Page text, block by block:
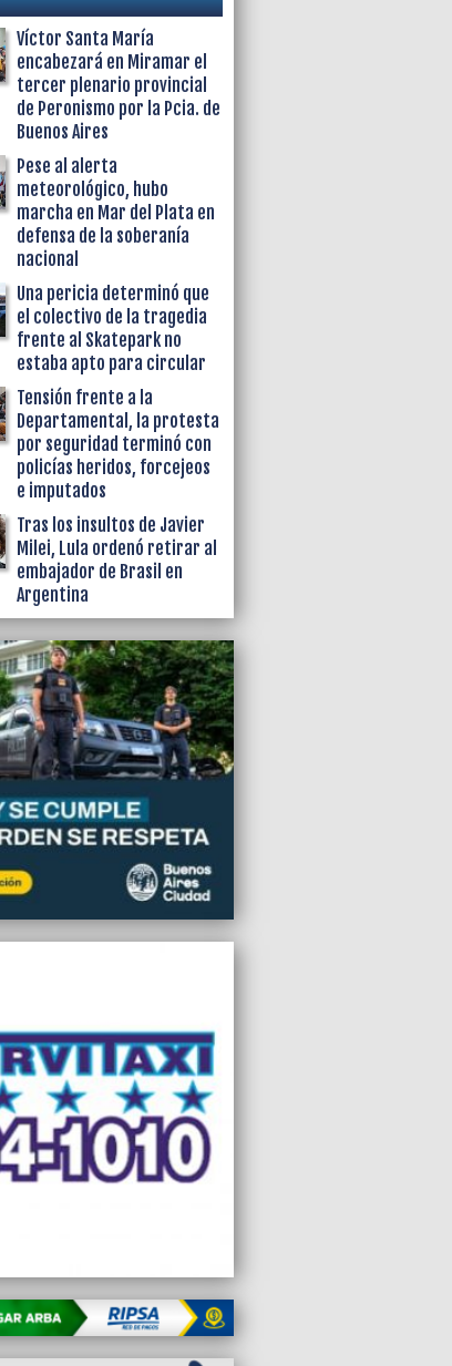
Víctor Santa María
encabezará en Miramar el
tercer plenario provincial
de Peronismo por la Pcia. de
Buenos Aires
Pese al alerta
meteorológico, hubo
marcha en Mar del Plata en
defensa de la soberanía
nacional
Una pericia determinó que
el colectivo de la tragedia
frente al Skatepark no
estaba apto para circular
Tensión frente a la
Departamental, la protesta
por seguridad terminó con
policías heridos, forcejeos
e imputados
Tras los insultos de Javier
Milei, Lula ordenó retirar al
embajador de Brasil en
Argentina